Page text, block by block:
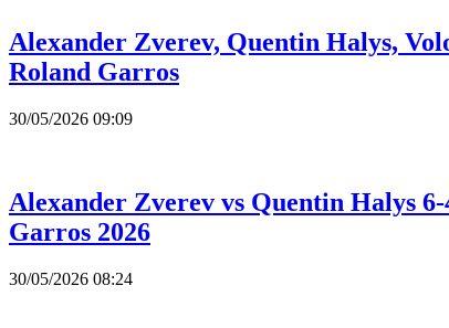
Alexander Zverev, Quentin Halys,
Roland Garros
30/05/2026 09:09
Alexander Zverev vs Quentin Halys
Garros 2026
30/05/2026 08:24